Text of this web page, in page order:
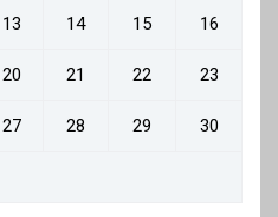
13 14 15 16
20 21 22 23
27 28 29 30